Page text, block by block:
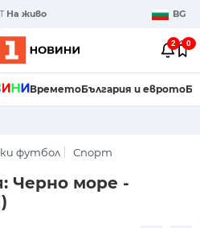
На живо BG
2 0
ВреметоБългария и еврото
футбол Спорт
Черно море -